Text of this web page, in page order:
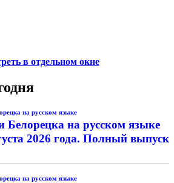
в отдельном окне
на русском языке
Белорецка на русском языке
2026 года. Полный выпуск
на русском языке